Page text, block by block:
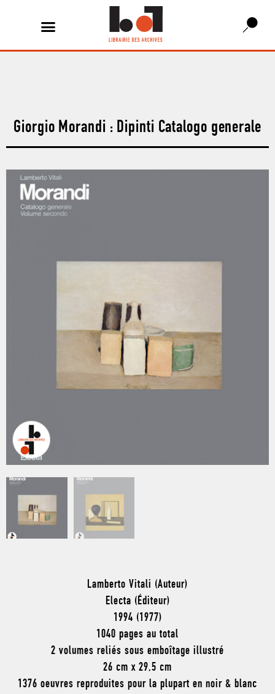
Giorgio Morandi : Dipinti Catalogo generale
Lamberto Vitali (Auteur)
Electa (Éditeur)
1994 (1977)
1040 pages au total
2 volumes reliés sous emboîtage illustré
26 cm x 29,5 cm
1376 oeuvres reproduites pour la plupart en noir & blanc